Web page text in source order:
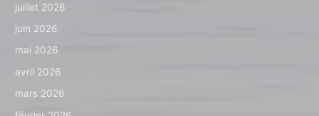
juillet 2026
juin 2026
mai 2026
avril 2026
mars 2026